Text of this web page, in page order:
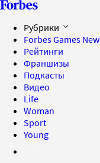
Рубрики
Forbes Games New
Рейтинги
Франшизы
Подкасты
Видео
Life
Woman
Sport
Young